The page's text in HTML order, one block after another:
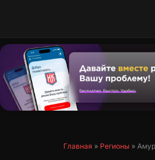
Главная » Регионы »